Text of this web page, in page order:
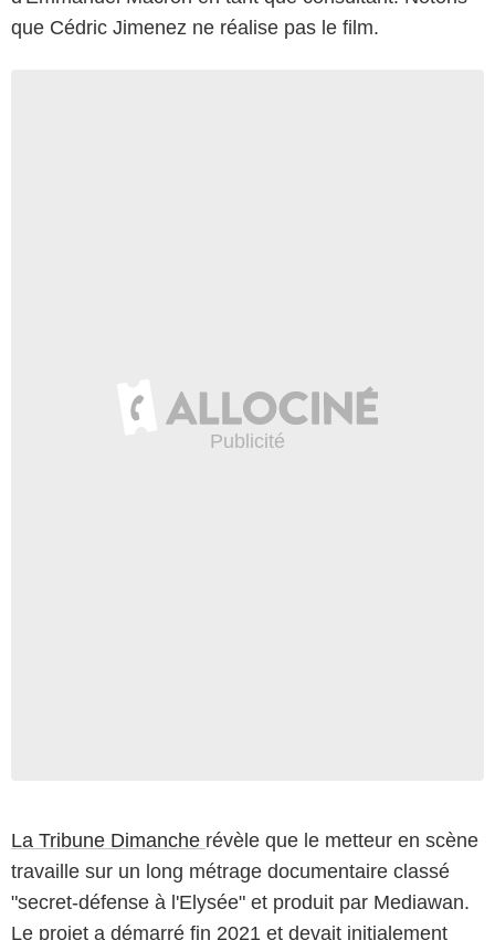
que Cédric Jimenez ne réalise pas le film.
La Tribune Dimanche révèle que le metteur en scène
travaille sur un long métrage documentaire classé
"secret-défense à l'Elysée" et produit par Mediawan.
Le projet a démarré fin 2021 et devait initialement